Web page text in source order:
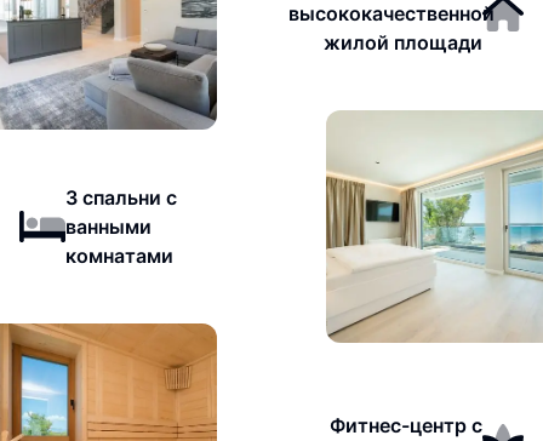
высококачественной
жилой площади
3 спальни с
ванными
комнатами
Фитнес-центр с